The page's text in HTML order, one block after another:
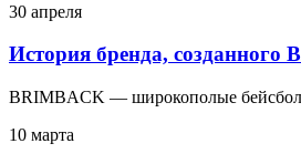
30 апреля
История бренда, созданного
BRIMBACK — широкополые
10 марта